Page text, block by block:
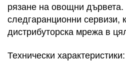
рязане на овощни
следгаранционни сервизи,
дистрибуторска мрежа в
Технически характеристики: